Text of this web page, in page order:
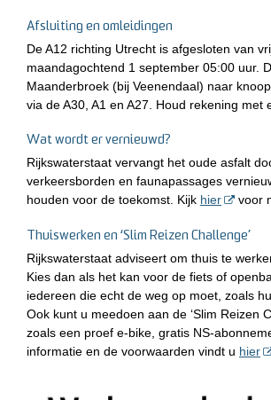
Afsluiting en omleidingen
De A12 richting Utrecht is afgesloten van
maandagochtend 1 september 05:00 uur.
Maanderbroek (bij Veenendaal) naar
via de A30, A1 en A27. Houd rekening met
Wat wordt er vernieuwd?
Rijkswaterstaat vervangt het oude asfalt
verkeersborden en faunapassages
houden voor de toekomst. Kijk hier voor
Thuiswerken en ‘Slim Reizen Challenge’
Rijkswaterstaat adviseert om thuis te
Kies dan als het kan voor de fiets of
iedereen die echt de weg op moet, zoals
Ook kunt u meedoen aan de ‘Slim Reizen
zoals een proef e-bike, gratis NS-
informatie en de voorwaarden vindt u hier